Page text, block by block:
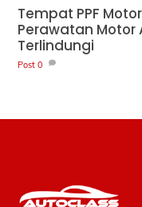
Tempat PPF
Perawatan Motor
Terlindungi
Post 0